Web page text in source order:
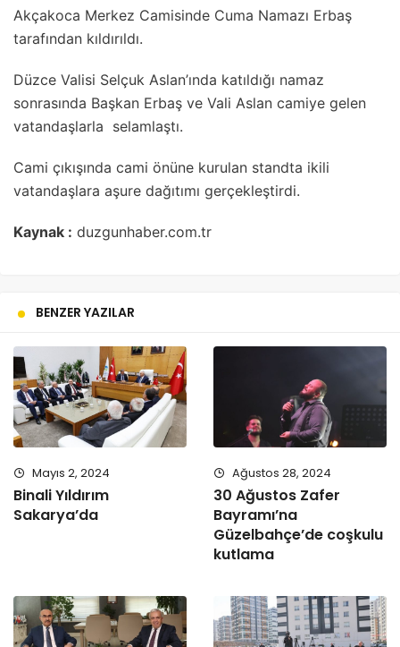
Akçakoca Merkez Camisinde Cuma Namazı Erbaş
tarafından kıldırıldı.
Düzce Valisi Selçuk Aslan’ında katıldığı namaz
sonrasında Başkan Erbaş ve Vali Aslan camiye gelen
vatandaşlarla selamlaştı.
Cami çıkışında cami önüne kurulan standta ikili
vatandaşlara aşure dağıtımı gerçekleştirdi.
Kaynak : duzgunhaber.com.tr
BENZER YAZILAR
Mayıs 2, 2024
Binali Yıldırım
Sakarya’da
Ağustos 28, 2024
30 Ağustos Zafer
Bayramı’na
Güzelbahçe’de coşkulu
kutlama